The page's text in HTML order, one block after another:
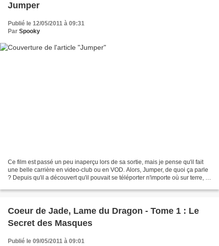
Jumper
Publié le 12/05/2011 à 09:31
Par Spooky
Ce film est passé un peu inaperçu lors de sa sortie, mais je pense qu'il fait
une belle carrière en video-club ou en VOD. Alors, Jumper, de quoi ça parle
? Depuis qu'il a découvert qu'il pouvait se téléporter n'importe où sur terre, le
Coeur de Jade, Lame du Dragon - Tome 1 : Le
Secret des Masques
Publié le 09/05/2011 à 09:01